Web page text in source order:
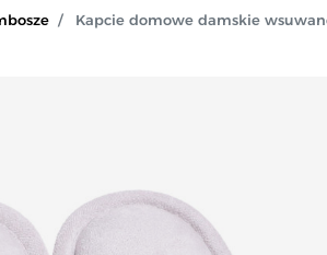
Kapcie domowe damskie